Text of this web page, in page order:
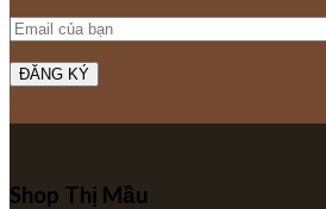
Shop Thị Mầu